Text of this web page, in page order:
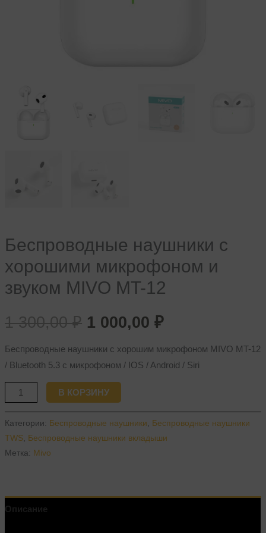
Беспроводные наушники с
хорошими микрофоном и
звуком MIVO MT-12
1 300,00₽ 1 000,00₽
Беспроводные наушники с хорошим микрофоном MIVO MT-12
/ Bluetooth 5.3 с микрофоном / IOS / Android / Siri
В КОРЗИНУ
Категории: Беспроводные наушники, Беспроводные наушники
TWS, Беспроводные наушники вкладыши
Метка: Mivo
Описание